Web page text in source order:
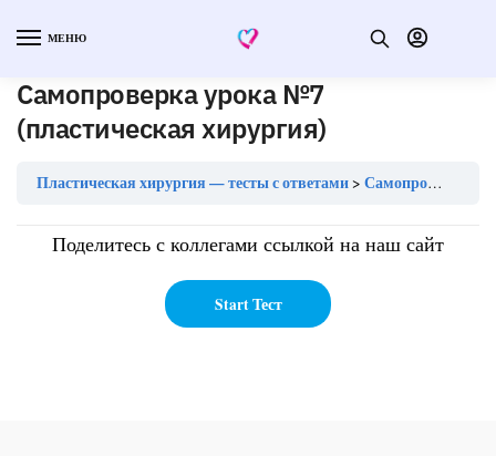
МЕНЮ
Самопроверка урока №7
(пластическая хирургия)
Пластическая хирургия — тесты с ответами Самопроверка урока №7 (пластическая хирургия)
Поделитесь с коллегами ссылкой на наш сайт